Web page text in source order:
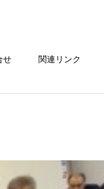
せ 関連リンク